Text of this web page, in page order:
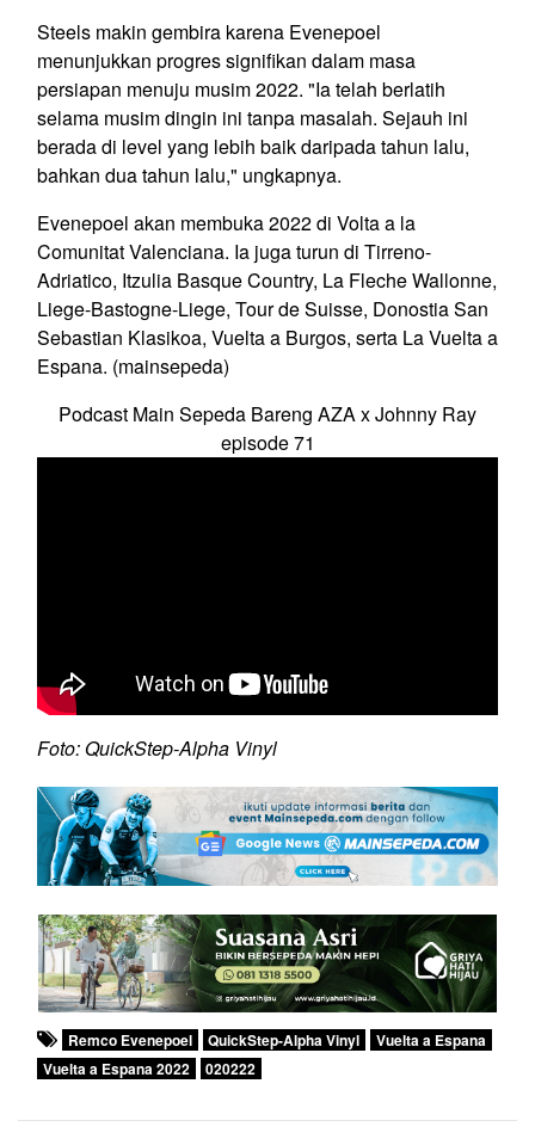
Steels makin gembira karena Evenepoel
menunjukkan progres signifikan dalam masa
persiapan menuju musim 2022. "Ia telah berlatih
selama musim dingin ini tanpa masalah. Sejauh ini
berada di level yang lebih baik daripada tahun lalu,
bahkan dua tahun lalu," ungkapnya.
Evenepoel akan membuka 2022 di Volta a la
Comunitat Valenciana. Ia juga turun di Tirreno-
Adriatico, Itzulia Basque Country, La Fleche Wallonne,
Liege-Bastogne-Liege, Tour de Suisse, Donostia San
Sebastian Klasikoa, Vuelta a Burgos, serta La Vuelta a
Espana. (mainsepeda)
Podcast Main Sepeda Bareng AZA x Johnny Ray
episode 71
Foto: QuickStep-Alpha Vinyl
Remco Evenepoel QuickStep-Alpha Vinyl
Vuelta a Espana
Vuelta a Espana 2022
020222